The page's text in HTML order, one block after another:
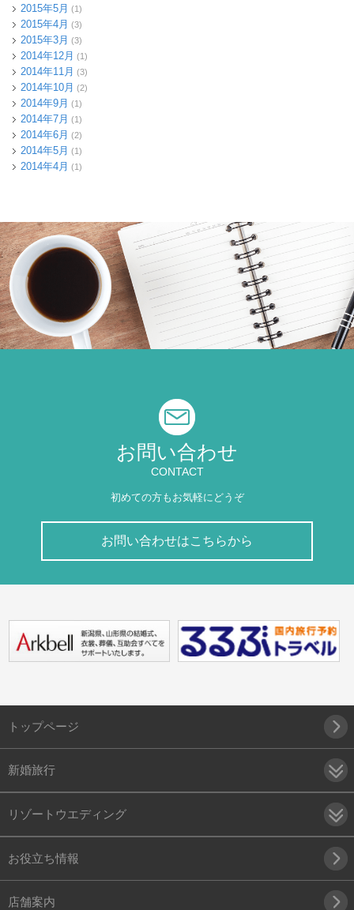
2015年5月 (1)
2015年4月 (3)
2015年3月 (3)
2014年12月 (1)
2014年11月 (3)
2014年10月 (2)
2014年9月 (1)
2014年7月 (1)
2014年6月 (2)
2014年5月 (1)
2014年4月 (1)
お問い合わせ
CONTACT
初めての方もお気軽にどうぞ
お問い合わせはこちらから
トップページ
新婚旅行
リゾートウエディング
お役立ち情報
店舗案内